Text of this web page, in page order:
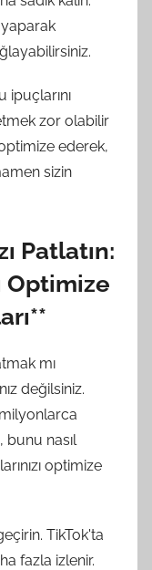
ipuçlarını
zor olabilir
ederek,
sizin
Patlatın:
Optimize
mı
değilsiniz.
bunu nasıl
optimize
TikTok'ta
fazla izlenir.